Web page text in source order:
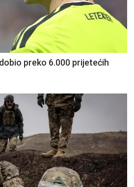
preko 6.000 prijetećih